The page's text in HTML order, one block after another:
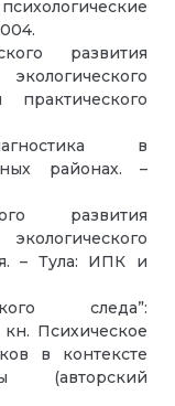
развития
в
районах. –
развития
– Тула: ИПК и
следа”:
Психическое
в контексте
(авторский